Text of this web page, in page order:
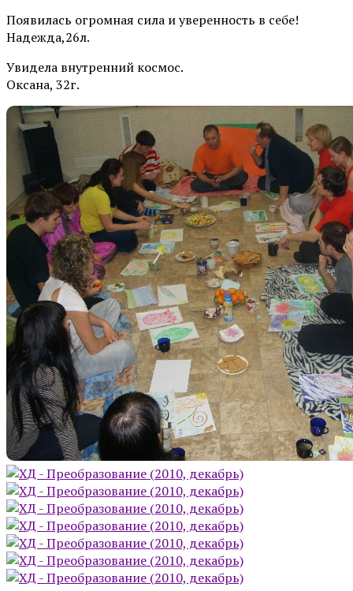
Появилась огромная сила и уверенность в себе!
Надежда,26л.
Увидела внутренний космос.
Оксана, 32г.